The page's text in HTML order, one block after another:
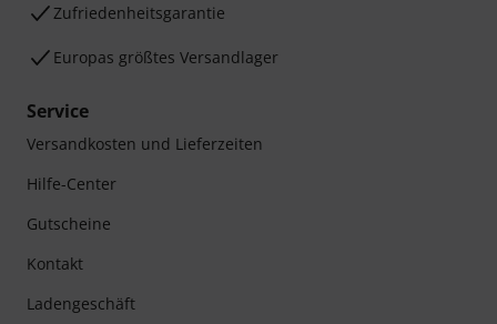
Zufriedenheitsgarantie
Europas größtes Versandlager
Service
Versandkosten und Lieferzeiten
Hilfe-Center
Gutscheine
Kontakt
Ladengeschäft